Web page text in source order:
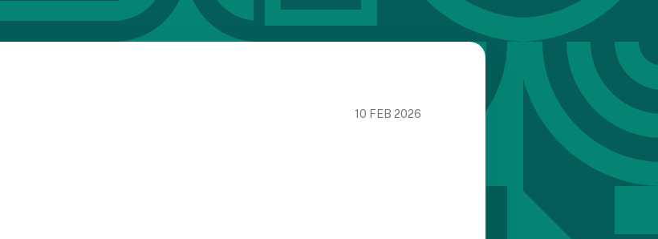
10 FEB 2026